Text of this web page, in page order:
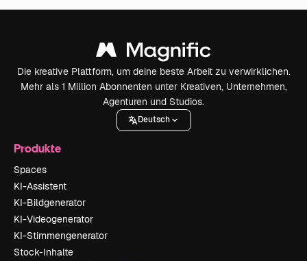
Die kreative Plattform, um deine beste Arbeit zu verwirklichen.
Mehr als 1 Million Abonnenten unter Kreativen, Unternehmen,
Agenturen und Studios.
Deutsch
Produkte
Spaces
KI-Assistent
KI-Bildgenerator
KI-Videogenerator
KI-Stimmengenerator
Stock-Inhalte